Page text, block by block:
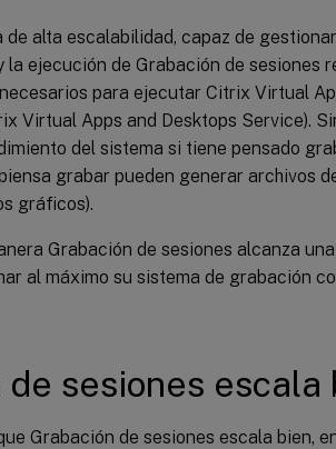
alta escalabilidad, capaz de
ejecución de Grabación de sesiones
para ejecutar Citrix Virtual
Virtual Apps and Desktops Service).
del sistema si tiene pensado
grabar pueden generar archivos
gráficos).
Grabación de sesiones alcanza
al máximo su sistema de grabación
de sesiones escala
Grabación de sesiones escala bien,